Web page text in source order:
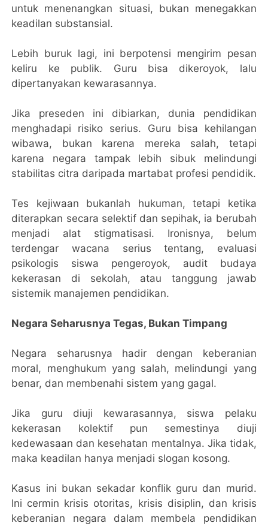
untuk menenangkan situasi, bukan menegakkan
keadilan substansial.
Lebih buruk lagi, ini berpotensi mengirim pesan
keliru ke publik. Guru bisa dikeroyok, lalu
dipertanyakan kewarasannya.
Jika preseden ini dibiarkan, dunia pendidikan
menghadapi risiko serius. Guru bisa kehilangan
wibawa, bukan karena mereka salah, tetapi
karena negara tampak lebih sibuk melindungi
stabilitas citra daripada martabat profesi pendidik.
Tes kejiwaan bukanlah hukuman, tetapi ketika
diterapkan secara selektif dan sepihak, ia berubah
menjadi alat stigmatisasi. Ironisnya, belum
terdengar wacana serius tentang, evaluasi
psikologis siswa pengeroyok, audit budaya
kekerasan di sekolah, atau tanggung jawab
sistemik manajemen pendidikan.
Negara Seharusnya Tegas, Bukan Timpang
Negara seharusnya hadir dengan keberanian
moral, menghukum yang salah, melindungi yang
benar, dan membenahi sistem yang gagal.
Jika guru diuji kewarasannya, siswa pelaku
kekerasan kolektif pun semestinya diuji
kedewasaan dan kesehatan mentalnya. Jika tidak,
maka keadilan hanya menjadi slogan kosong.
Kasus ini bukan sekadar konflik guru dan murid.
Ini cermin krisis otoritas, krisis disiplin, dan krisis
keberanian negara dalam membela pendidikan